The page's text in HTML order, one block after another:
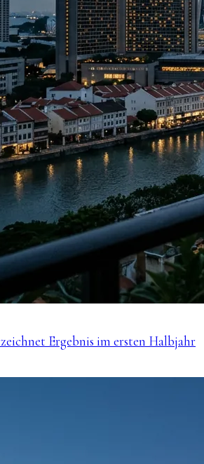
Ergebnis im ersten Halbjahr